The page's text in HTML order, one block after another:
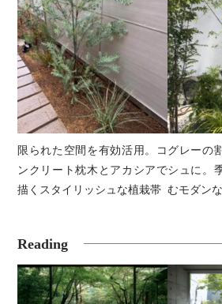
限られた空間を有効活用。コ
ンクリート枕木とアカシアで
描くスタイリッシュな植栽帯
グレーの
シュに。
むモダン
Reading